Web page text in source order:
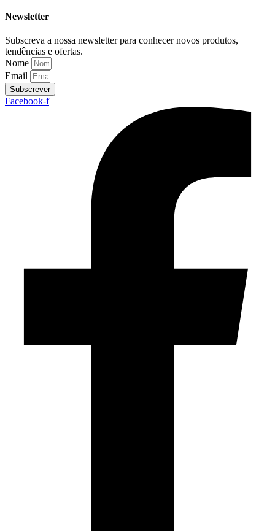
Newsletter
Subscreva a nossa newsletter para conhecer novos produtos,
tendências e ofertas.
Nome
Email
Subscrever
Facebook-f